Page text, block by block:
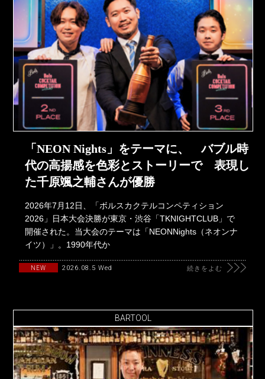
「NEON Nights」をテーマに、 バブル時
代の高揚感を色彩とストーリーで 表現し
た千原颯之輔さんが優勝
2026年7月12日、「ボルスカクテルコンペティション
2026」日本大会決勝が東京・渋谷「TKNIGHTCLUB」で
開催された。当大会のテーマは「NEONNights（ネオンナ
イツ）」。1990年代か
NEW 2026.08.5 Wed 続きをよむ
BARTOOL